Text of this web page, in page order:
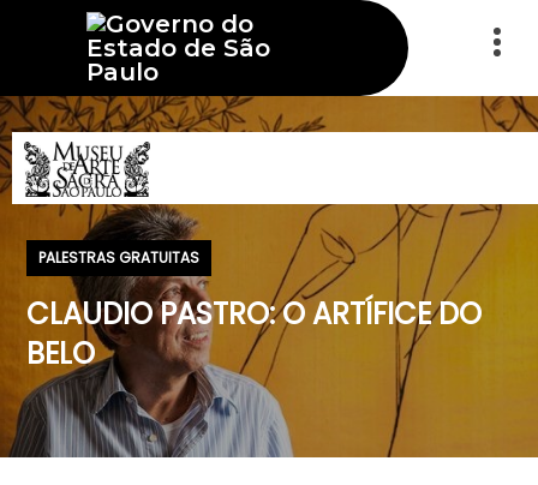
PALESTRAS GRATUITAS
CLAUDIO PASTRO: O ARTÍFICE DO
BELO